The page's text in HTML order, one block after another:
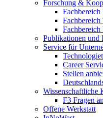
Forschung &
Fachbereich
Publikationen und
Service für
Career
Stellen
Wissenschaftliche
F3 Fragen
Offene Werkstatt